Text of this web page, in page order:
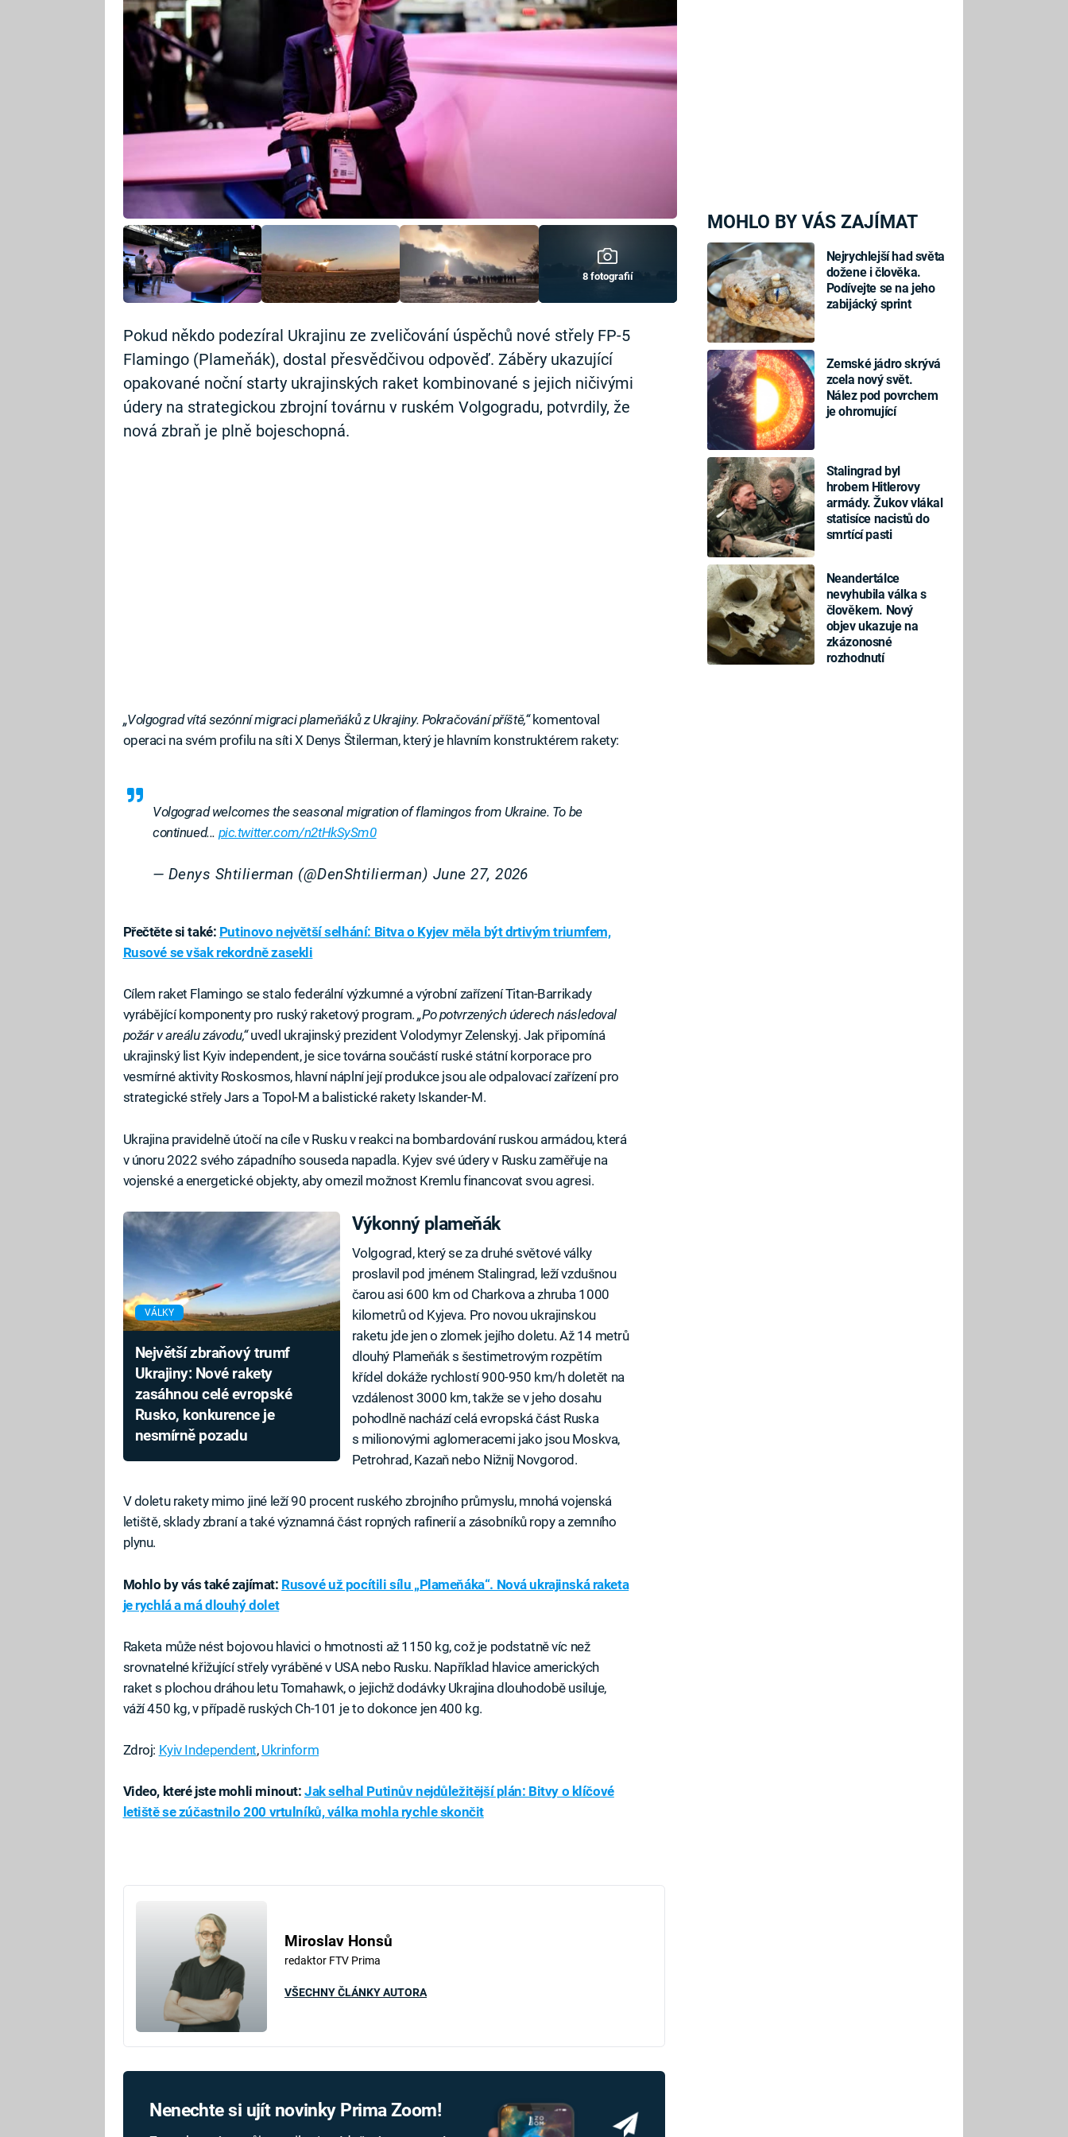
MOHLO BY VÁS ZAJÍMAT
Nejrychlejší had světa
dožene i člověka.
Podívejte se na jeho
zabijácký sprint
Zemské jádro skrývá
zcela nový svět.
Nález pod povrchem
je ohromující
Stalingrad byl
hrobem Hitlerovy
armády. Žukov vlákal
statisíce nacistů do
smrtící pasti
Neandertálce
nevyhubila válka s
člověkem. Nový
objev ukazuje na
zkázonosné
rozhodnutí
8 fotografií
Pokud někdo podezíral Ukrajinu ze zveličování úspěchů nové střely FP-5
Flamingo (Plameňák), dostal přesvědčivou odpověď. Záběry ukazující
opakované noční starty ukrajinských raket kombinované s jejich ničivými
údery na strategickou zbrojní továrnu v ruském Volgogradu, potvrdily, že
nová zbraň je plně bojeschopná.
„Volgograd vítá sezónní migraci plameňáků z Ukrajiny. Pokračování příště,“komentoval
operaci na svém profilu na síti X Denys Štilerman, který je hlavním konstruktérem rakety:
Volgograd welcomes the seasonal migration of flamingos from Ukraine. To be
continued... pic.twitter.com/n2tHkSySm0
— Denys Shtilierman (@DenShtilierman) June 27, 2026
Přečtěte si také: Putinovo největší selhání: Bitva o Kyjev měla být drtivým triumfem,
Rusové se však rekordně zasekli
Cílem raket Flamingo se stalo federální výzkumné a výrobní zařízení Titan-Barrikady
vyrábějící komponenty pro ruský raketový program.„Po potvrzených úderech následoval
požár v areálu závodu,“uvedl ukrajinský prezident Volodymyr Zelenskyj. Jak připomíná
ukrajinský list Kyiv independent, je sice továrna součástí ruské státní korporace pro
vesmírné aktivity Roskosmos, hlavní náplní její produkce jsou ale odpalovací zařízení pro
strategické střely Jars a Topol-M a balistické rakety Iskander-M.
Ukrajina pravidelně útočí na cíle v Rusku v reakci na bombardování ruskou armádou, která
v únoru 2022 svého západního souseda napadla. Kyjev své údery v Rusku zaměřuje na
vojenské a energetické objekty, aby omezil možnost Kremlu financovat svou agresi.
VÁLKY
Největší zbraňový trumf
Ukrajiny: Nové rakety
zasáhnou celé evropské
Rusko, konkurence je
nesmírně pozadu
Výkonný plameňák
Volgograd, který se za druhé světové války
proslavil pod jménem Stalingrad, leží vzdušnou
čarou asi 600 km od Charkova a zhruba 1000
kilometrů od Kyjeva. Pro novou ukrajinskou
raketu jde jen o zlomek jejího doletu. Až 14 metrů
dlouhý Plameňák s šestimetrovým rozpětím
křídel dokáže rychlostí 900-950 km/h doletět na
vzdálenost 3000 km, takže se v jeho dosahu
pohodlně nachází celá evropská část Ruska
s milionovými aglomeracemi jako jsou Moskva,
Petrohrad, Kazaň nebo Nižnij Novgorod.
V doletu rakety mimo jiné leží 90 procent ruského zbrojního průmyslu, mnohá vojenská
letiště, sklady zbraní a také významná část ropných rafinerií a zásobníků ropy a zemního
plynu.
Mohlo by vás také zajímat: Rusové už pocítili sílu „Plameňáka“. Nová ukrajinská raketa
je rychlá a má dlouhý dolet
Raketa může nést bojovou hlavici o hmotnosti až 1150 kg, což je podstatně víc než
srovnatelné křižující střely vyráběné v USA nebo Rusku. Například hlavice amerických
raket s plochou dráhou letu Tomahawk, o jejichž dodávky Ukrajina dlouhodobě usiluje,
váží 450 kg, v případě ruských Ch-101 je to dokonce jen 400 kg.
Zdroj: Kyiv Independent, Ukrinform
Video, které jste mohli minout: Jak selhal Putinův nejdůležitější plán: Bitvy o klíčové
letiště se zúčastnilo 200 vrtulníků, válka mohla rychle skončit
Miroslav Honsů
redaktor FTV Prima
VŠECHNY ČLÁNKY AUTORA
Nenechte si ujít novinky Prima Zoom!